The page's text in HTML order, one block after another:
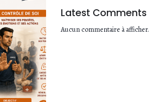
Latest Comments
Aucun commentaire à afficher.